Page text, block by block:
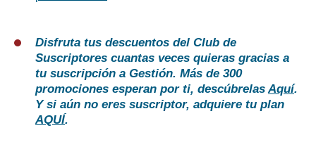
Disfruta tus descuentos del Club de
Suscriptores cuantas veces quieras gracias a
tu suscripción a Gestión. Más de 300
promociones esperan por ti, descúbrelasAquí.
Y si aún no eres suscriptor, adquiere tu plan
AQUÍ.